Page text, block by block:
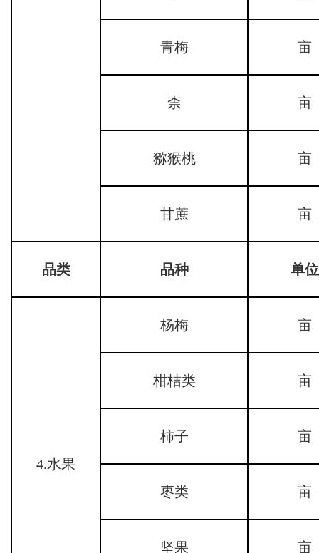
青梅 亩
柰 亩
猕猴桃 亩
甘蔗 亩
品类 品种 单位
4.水果
杨梅 亩
柑桔类 亩
柿子 亩
枣类 亩
坚果 亩